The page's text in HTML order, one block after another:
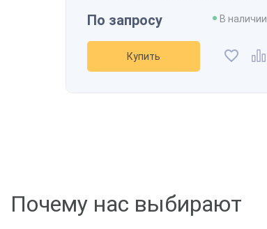
По запросу В наличии
Купить
Почему нас выбирают